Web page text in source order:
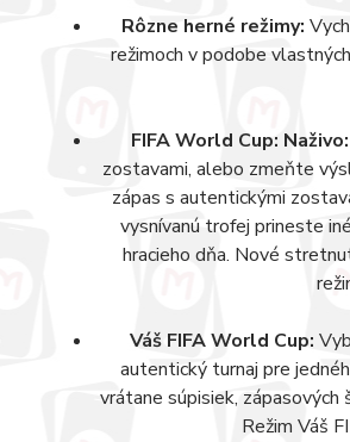
Rôzne herné režimy:
režimoch v podobe
FIFA World Cup: Naživo:
zostavami, alebo zmeňte
zápas s autentickými
vysnívanú trofej prineste
hracieho dňa. Nové
Váš FIFA World Cup:
autentický turnaj pre
vrátane súpisiek,
Režim Váš